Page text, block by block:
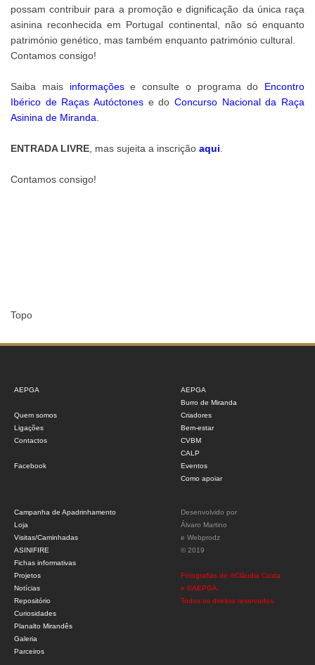
possam contribuir para a promoção e dignificação da única raça
asinina reconhecida em Portugal continental, não só enquanto
património genético, mas também enquanto património cultural.
Contamos consigo!
Saiba mais informaçõese consulte o programa do Encontro
Ibérico de Raças Autóctones e do Concurso Nacional da Raça
Asinina de Miranda
ENTRADA LIVRE , mas sujeita a inscrição aqui
Contamos consigo!
Topo
AEPGA
Quem somos
Ligações
Contactos
Facebook
AEPGA
Burro de Miranda
Criadores
Bem-estar
CVBM
CALP
Eventos
Como apoiar
Campanha de Apadrinhamento
Loja
Visitas/Caminhadas
ASINIFIRE
Fichas informativas
Projetos
Notícias
Repositório
Curiosidades
Planalto Mirandês
Galeria
Parceiros
Desenvolvido por
Álvaro Martino
e Webprodz
© 2019
Fotografias de ©Cláudia Costa
e ©AEPGA.
Todos os direitos reservados.